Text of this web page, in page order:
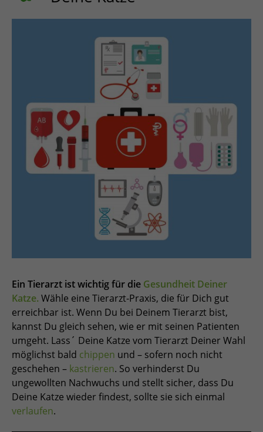
Ein Tierarzt ist wichtig für die Gesundheit Deiner
Katze. Wähle eine Tierarzt-Praxis, die für Dich gut
erreichbar ist. Wenn Du bei Deinem Tierarzt bist,
kannst Du gleich sehen, wie er mit seinen Patienten
umgeht. Lass´ Deine Katze vom Tierarzt Deiner Wahl
möglichst bald chippen und – sofern noch nicht
geschehen – kastrieren. So verhinderst Du
ungewollten Nachwuchs und stellt sicher, dass Du
Deine Katze wieder findest, sollte sie sich einmal
verlaufen.